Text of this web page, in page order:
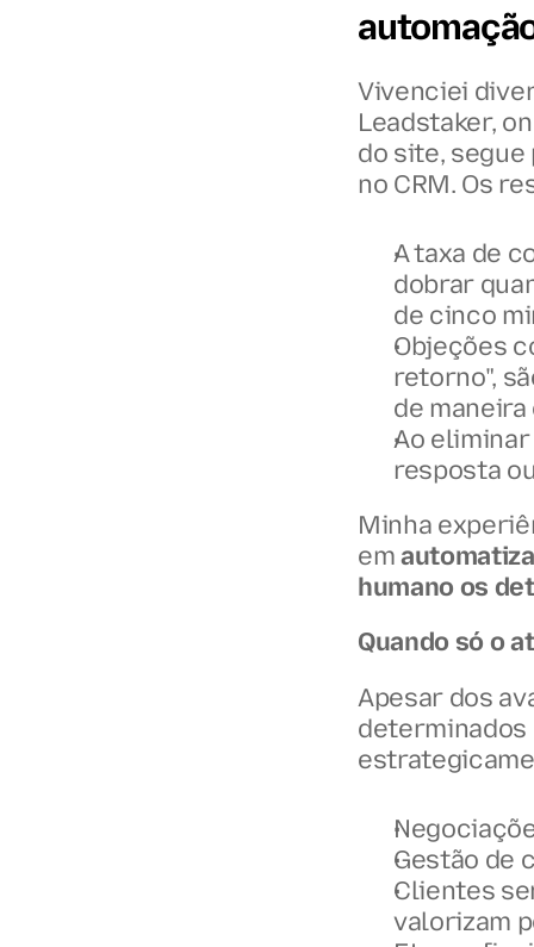
Vivenciei
Leadstaker,
do site, segue
no CRM. Os
A taxa de
dobrar
de cinco
Objeções
retorno",
de
Ao
resposta
Minha
em
humano os
Quando só o
Apesar dos
Gestão de
Clientes
valorizam